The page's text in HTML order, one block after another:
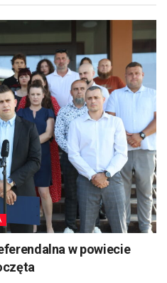
w powiecie